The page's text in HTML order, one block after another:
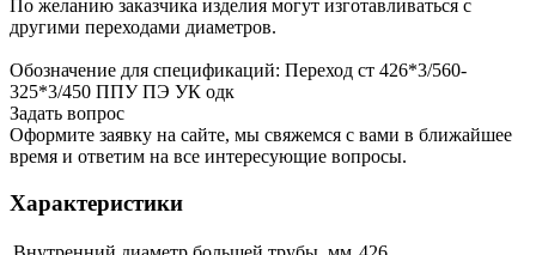
По желанию заказчика изделия могут изготавливаться с
другими переходами диаметров.
Обозначение для спецификаций: Переход ст 426*3/560-
325*3/450 ППУ ПЭ УК одк
Задать вопрос
Оформите заявку на сайте, мы свяжемся с вами в ближайшее
время и ответим на все интересующие вопросы.
Характеристики